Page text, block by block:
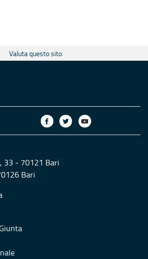
Seguente
Valuta questo sito
33 - 70121 Bari
Bari